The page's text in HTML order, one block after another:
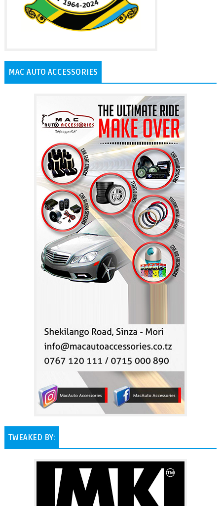
MAC AUTO ACCESSORIES
TWEAKED BY: